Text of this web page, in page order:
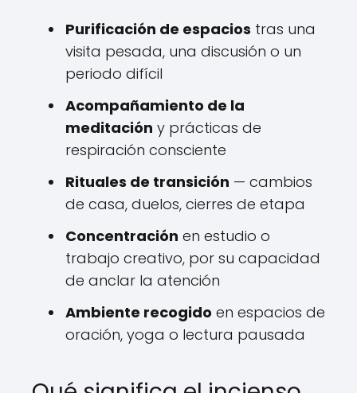
Purificación de espacios tras una
visita pesada, una discusión o un
periodo difícil
Acompañamiento de la
meditación y prácticas de
respiración consciente
Rituales de transición — cambios
de casa, duelos, cierres de etapa
Concentración en estudio o
trabajo creativo, por su capacidad
de anclar la atención
Ambiente recogido en espacios de
oración, yoga o lectura pausada